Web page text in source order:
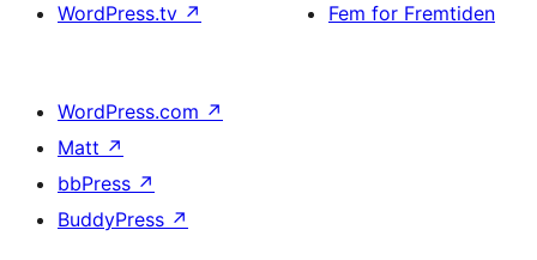
WordPress.tv ↗
Fem for Fremtiden
WordPress.com ↗
Matt ↗
bbPress ↗
BuddyPress ↗